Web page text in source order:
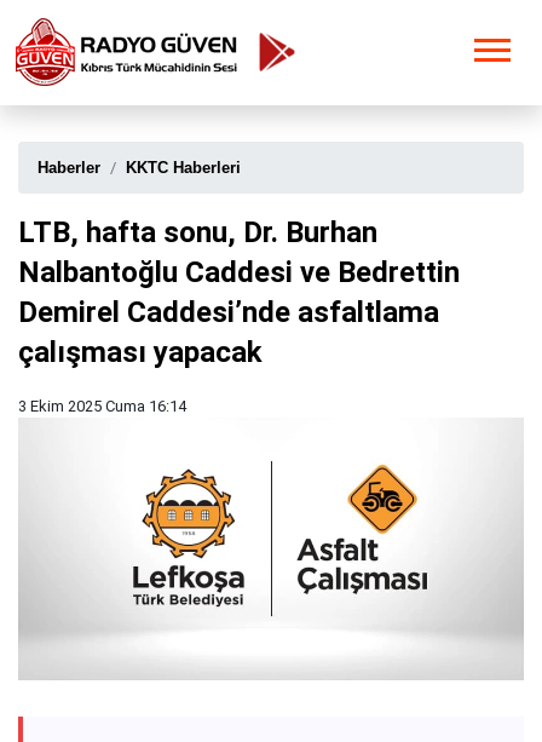
Haberler KKTC Haberleri
LTB, hafta sonu, Dr. Burhan
Nalbantoğlu Caddesi ve Bedrettin
Demirel Caddesi’nde asfaltlama
çalışması yapacak
3 Ekim 2025 Cuma 16:14